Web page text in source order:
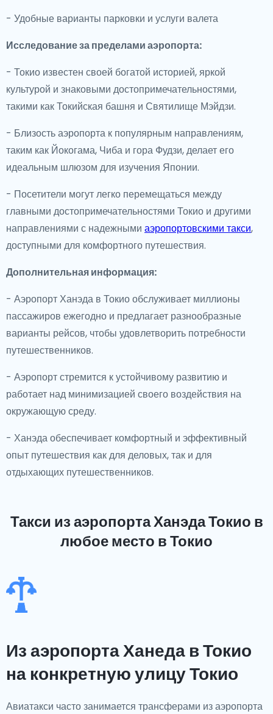
- Удобные варианты парковки и услуги валета
Исследование за пределами аэропорта:
- Токио известен своей богатой историей, яркой
культурой и знаковыми достопримечательностями,
такими как Токийская башня и Святилище Мэйдзи.
- Близость аэропорта к популярным направлениям,
таким как Йокогама, Чиба и гора Фудзи, делает его
идеальным шлюзом для изучения Японии.
- Посетители могут легко перемещаться между
главными достопримечательностями Токио и другими
направлениями с надежными аэропортовскими такси,
доступными для комфортного путешествия.
Дополнительная информация:
- Аэропорт Ханэда в Токио обслуживает миллионы
пассажиров ежегодно и предлагает разнообразные
варианты рейсов, чтобы удовлетворить потребности
путешественников.
- Аэропорт стремится к устойчивому развитию и
работает над минимизацией своего воздействия на
окружающую среду.
- Ханэда обеспечивает комфортный и эффективный
опыт путешествия как для деловых, так и для
отдыхающих путешественников.
Такси из аэропорта Ханэда Токио в
любое место в Токио
Из аэропорта Ханеда в Токио
на конкретную улицу Токио
Авиатакси часто занимается трансферами из аэропорта